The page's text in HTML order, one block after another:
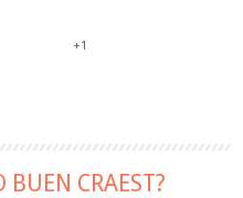
+1
CRAEST?